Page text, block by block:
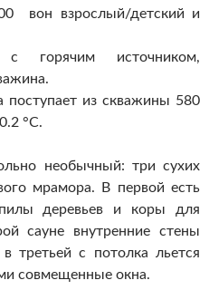
вон взрослый/детский и
горячим источником,
поступает из скважины 580
°С.
необычный: три сухих
мрамора. В первой есть
деревьев и коры для
сауне внутренние стены
третьей с потолка льется
совмещенные окна.